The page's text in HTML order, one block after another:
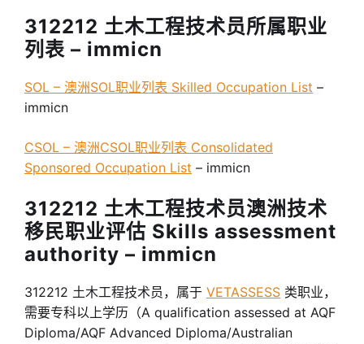
312212 土木工程技术员所属职业
列表 – immicn
SOL – 澳洲SOL职业列表 Skilled Occupation List –
immicn
CSOL – 澳洲CSOL职业列表 Consolidated
Sponsored Occupation List – immicn
312212 土木工程技术员澳洲技术
移民职业评估 Skills assessment
authority – immicn
312212 土木工程技术员，属于 VETASSESS 类职业，
需要专科以上学历（A qualification assessed at AQF
Diploma/AQF Advanced Diploma/Australian